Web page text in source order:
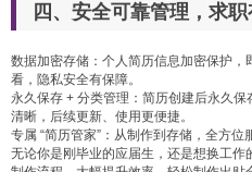
四、安全可靠管理，求
数据加密存储：个人简历信息加密保护
看，隐私安全有保障。
永久保存 + 分类管理：简历创建后永久
清晰，后续更新、使用更便捷。
专属 “简历管家”：从制作到存储，全方位
无论你是刚毕业的应届生，还是想换工